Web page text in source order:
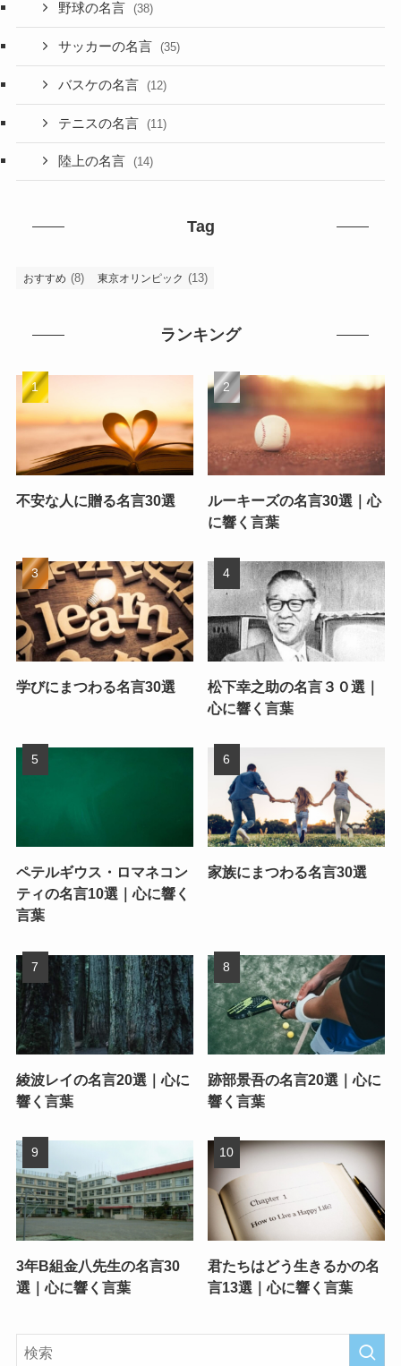
野球の名言 (38)
サッカーの名言 (35)
バスケの名言 (12)
テニスの名言 (11)
陸上の名言 (14)
Tag
おすすめ (8) 東京オリンピック (13)
ランキング
不安な人に贈る名言30選
ルーキーズの名言30選｜心
に響く言葉
学びにまつわる名言30選
松下幸之助の名言３０選｜
心に響く言葉
ペテルギウス・ロマネコン
ティの名言10選｜心に響く
言葉
家族にまつわる名言30選
綾波レイの名言20選｜心に
響く言葉
跡部景吾の名言20選｜心に
響く言葉
3年B組金八先生の名言30
選｜心に響く言葉
君たちはどう生きるかの名
言13選｜心に響く言葉